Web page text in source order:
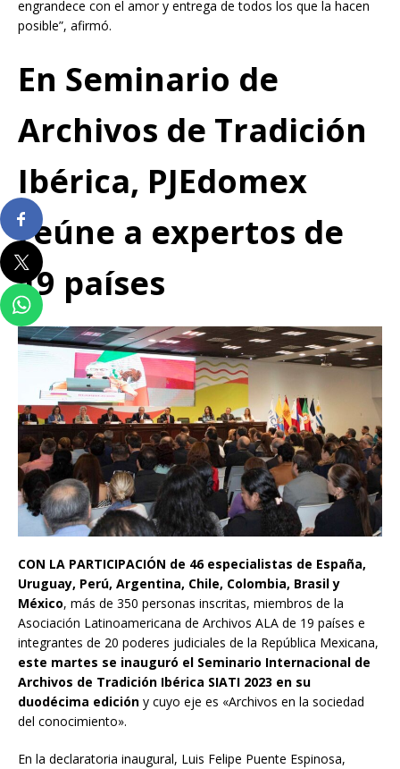
engrandece con el amor y entrega de todos los que la hacen
posible”, afirmó.
En Seminario de
Archivos de Tradición
Ibérica, PJEdomex
reúne a expertos de
19 países
CON LA PARTICIPACIÓN de 46 especialistas de España,
Uruguay, Perú, Argentina, Chile, Colombia, Brasil y
México, más de 350 personas inscritas, miembros de la
Asociación Latinoamericana de Archivos ALA de 19 países e
integrantes de 20 poderes judiciales de la República Mexicana,
este martes se inauguró el Seminario Internacional de
Archivos de Tradición Ibérica SIATI 2023 en su
duodécima edición y cuyo eje es «Archivos en la sociedad
del conocimiento».
En la declaratoria inaugural, Luis Felipe Puente Espinosa,